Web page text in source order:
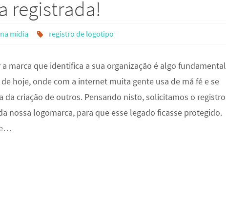
registrada!
mídia registro de logotipo
a marca que identifica a sua organização é algo fundamental
hoje, onde com a internet muita gente usa de má fé e se
da criação de outros. Pensando nisto, solicitamos o registro
nossa logomarca, para que esse legado ficasse protegido.